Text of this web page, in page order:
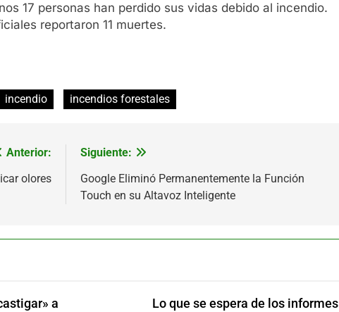
17 personas han perdido sus vidas debido al incendio.
reportaron 11 muertes.
incendio incendios forestales
Anterior:
olores
Siguiente:
Google Eliminó Permanentemente la Función
Touch en su Altavoz Inteligente
a
Lo que se espera de los informes